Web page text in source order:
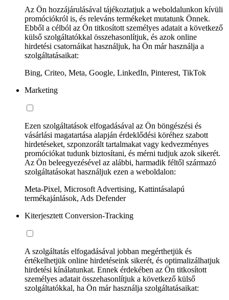
Az Ön hozzájárulásával tájékoztatjuk a weboldalunkon kívüli
promóciókról is, és releváns termékeket mutatunk Önnek.
Ebből a célból az Ön titkosított személyes adatait a következő
külső szolgáltatókkal összehasonlítjuk, és azok online
hirdetési csatornáikat használjuk, ha Ön már használja a
szolgáltatásaikat:
Bing, Criteo, Meta, Google, LinkedIn, Pinterest, TikTok
Marketing
Ezen szolgáltatások elfogadásával az Ön böngészési és
vásárlási magatartása alapján érdeklődési köréhez szabott
hirdetéseket, szponzorált tartalmakat vagy kedvezményes
promóciókat tudunk biztosítani, és mérni tudjuk azok sikerét.
Az Ön beleegyezésével az alábbi, harmadik féltől származó
szolgáltatásokat használjuk ezen a weboldalon:
Meta-Pixel, Microsoft Advertising, Kattintásalapú
termékajánlások, Ads Defender
Kiterjesztett Conversion-Tracking
A szolgáltatás elfogadásával jobban megérthetjük és
értékelhetjük online hirdetéseink sikerét, és optimalizálhatjuk
hirdetési kínálatunkat. Ennek érdekében az Ön titkosított
személyes adatait összehasonlítjuk a következő külső
szolgáltatókkal, ha Ön már használja szolgáltatásaikat: